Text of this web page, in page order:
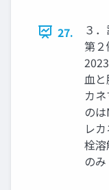
27.
３
第
血
カ
の
レ
栓
の